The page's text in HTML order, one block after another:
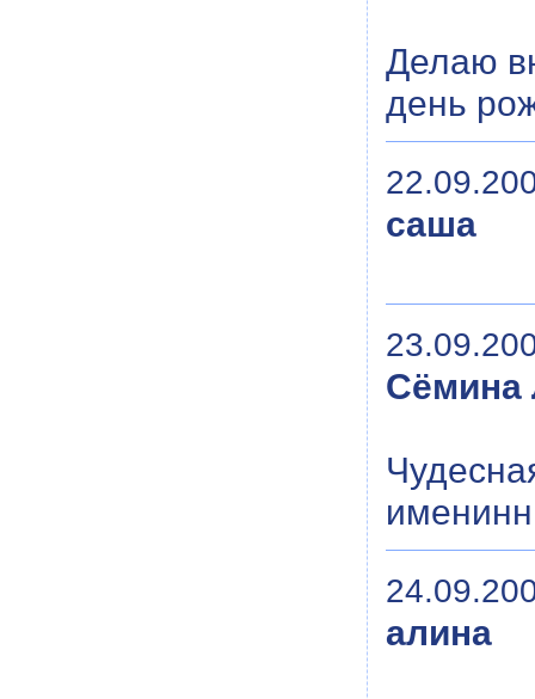
Делаю
день
саша
Сёмина
алина